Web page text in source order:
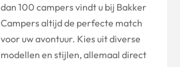
dan 100 campers vindt u bij Bakker
Campers altijd de perfecte match
voor uw avontuur. Kies uit diverse
modellen en stijlen, allemaal direct